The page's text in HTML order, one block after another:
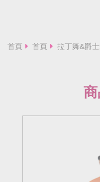
首頁 首頁 拉丁舞&爵